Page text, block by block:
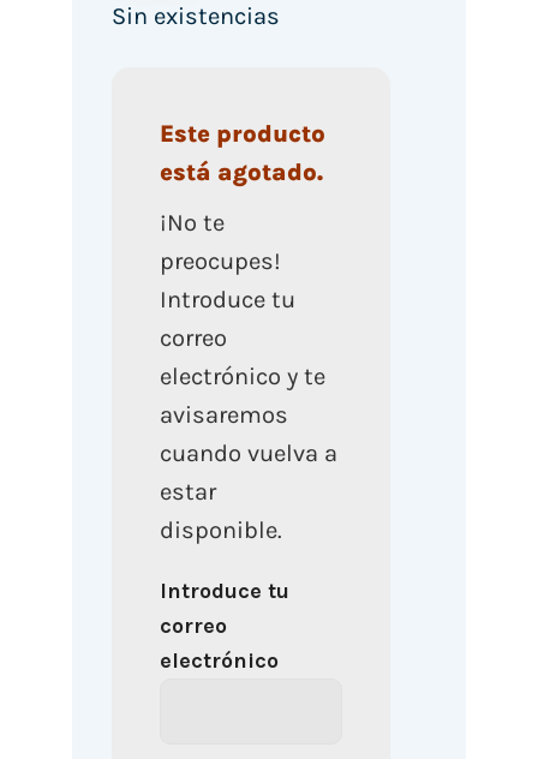
Sin existencias
Este producto
está agotado.
¡No te
preocupes!
Introduce tu
correo
electrónico y te
avisaremos
cuando vuelva a
estar
disponible.
Introduce tu
correo
electrónico